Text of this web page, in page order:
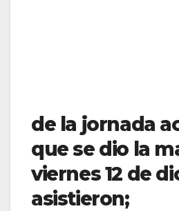
de la jornada
que se dio la
viernes 12 de
asistieron;